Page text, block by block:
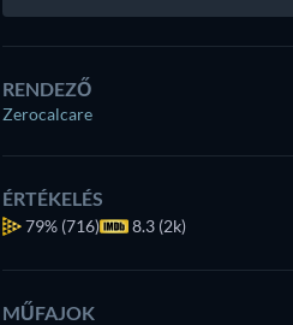
RENDEZŐ
Zerocalcare
ÉRTÉKELÉS
79% (716) 8.3 (2k)
MŰFAJOK